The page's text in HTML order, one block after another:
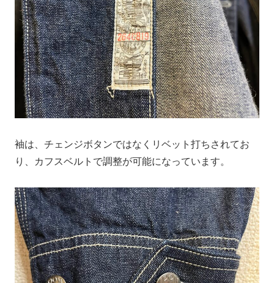
袖は、チェンジボタンではなくリベット打ちされてお
り、カフスベルトで調整が可能になっています。